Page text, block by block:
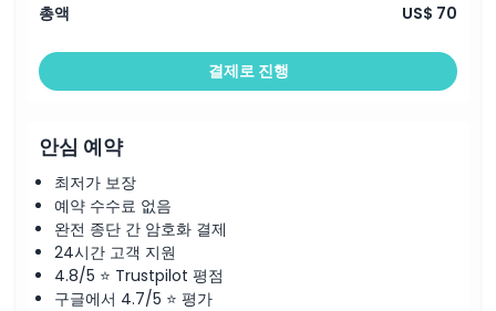
총액 US$ 70
결제로 진행
안심 예약
최저가 보장
예약 수수료 없음
완전 종단 간 암호화 결제
24시간 고객 지원
4.8/5 ⭐ Trustpilot 평점
구글에서 4.7/5 ⭐ 평가